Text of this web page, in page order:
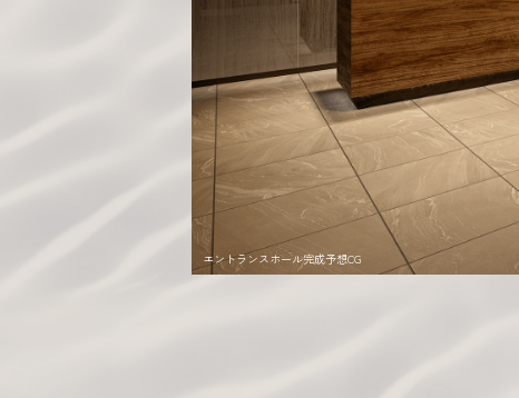
エントランスホール完成予想CG